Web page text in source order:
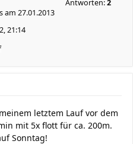
am 27.01.2013
Antworten:2
21:14
letztem Lauf vor dem
mit 5x flott für ca. 200m.
Sonntag!